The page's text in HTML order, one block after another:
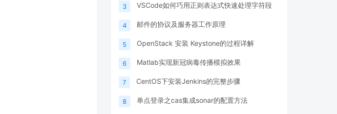
3 VSCode如何巧用正则表达式快速处理字符段
4 邮件的协议及服务器工作原理
5 OpenStack 安装 Keystone的过程详解
6 Matlab实现新冠病毒传播模拟效果
7 CentOS下安装Jenkins的完整步骤
8 单点登录之cas集成sonar的配置方法